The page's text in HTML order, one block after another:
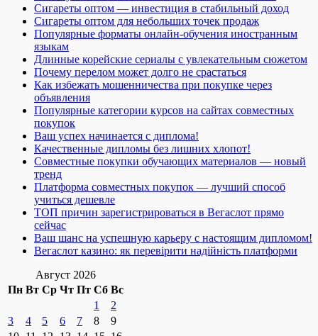
Сигареты оптом — инвестиция в стабильный доход
Сигареты оптом для небольших точек продаж
Популярные форматы онлайн-обучения иностранным
языкам
Длинные корейские сериалы с увлекательным сюжетом
Почему перелом может долго не срастаться
Как избежать мошенничества при покупке через
объявления
Популярные категории курсов на сайтах совместных
покупок
Ваш успех начинается с диплома!
Качественные дипломы без лишних хлопот!
Совместные покупки обучающих материалов — новый
тренд
Платформа совместных покупок — лучший способ
учиться дешевле
ТОП причин зарегистрироваться в Вегаслот прямо
сейчас
Ваш шанс на успешную карьеру с настоящим дипломом!
Вегаслот казино: як перевірити надійність платформи
Август 2026
Пн Вт Ср Чт Пт Сб Вс
1
2
3
4 5 6 7 8
9